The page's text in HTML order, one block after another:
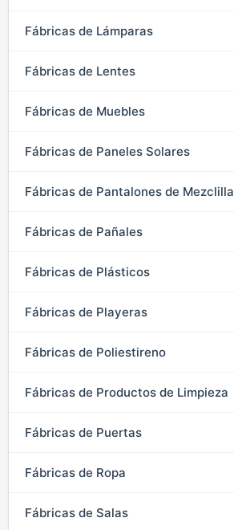
Fábricas de Lámparas
Fábricas de Lentes
Fábricas de Muebles
Fábricas de Paneles Solares
Fábricas de Pantalones de Mezclilla
Fábricas de Pañales
Fábricas de Plásticos
Fábricas de Playeras
Fábricas de Poliestireno
Fábricas de Productos de Limpieza
Fábricas de Puertas
Fábricas de Ropa
Fábricas de Salas